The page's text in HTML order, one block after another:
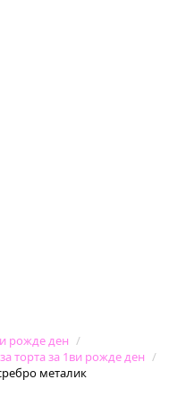
рожде ден
торта за 1ви рожде ден
металик